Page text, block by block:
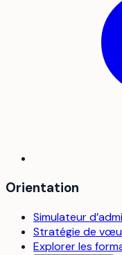
Orientation
Simulateur
Stratégie de
Explorer les